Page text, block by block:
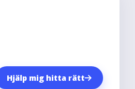
Hjälp mig hitta rätt